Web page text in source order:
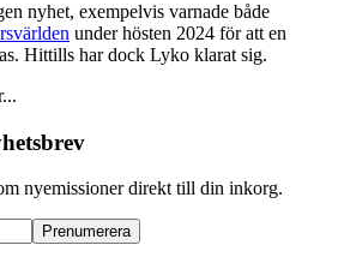
nyhet, exempelvis varnade både
under hösten 2024 för att en
Hittills har dock Lyko klarat sig.
nyemissioner direkt till din inkorg.
Prenumerera